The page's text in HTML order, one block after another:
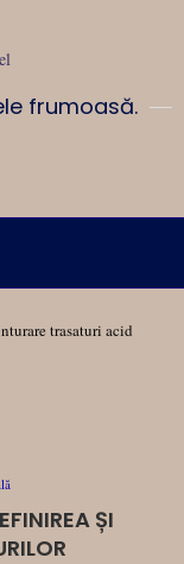
frumoasă.
trasaturi acid
ȘI